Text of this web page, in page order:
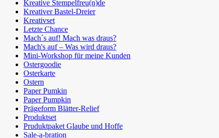
Kreative Stempelfreu(n)de
Kreativer Bastel-Dreier
Kreativset
Letzte Chance
Mach´s auf! Mach was draus?
Mach's auf – Was wird draus?
Mini-Workshop für meine Kunden
Ostergoodie
Osterkarte
Ostern
Paper Pumkin
Paper Pumpkin
Prägeform Blätter-Relief
Produktset
Pruduktpaket Glaube und Hoffe
Sale-a-bration